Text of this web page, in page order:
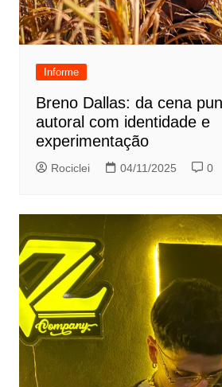
Informe
Breno Dallas: da cena
autoral com identidade e
experimentação
Rociclei 04/11/2025 0